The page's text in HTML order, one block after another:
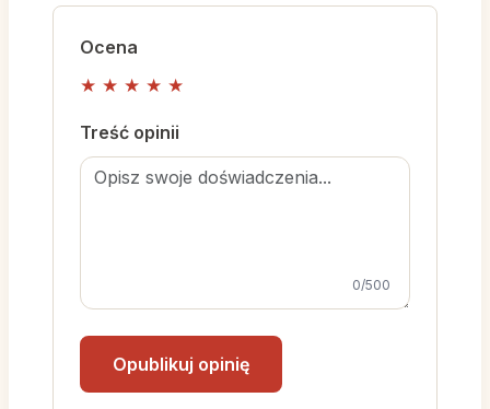
Ocena
★ ★ ★ ★ ★
Treść opinii
0/500
Opublikuj opinię